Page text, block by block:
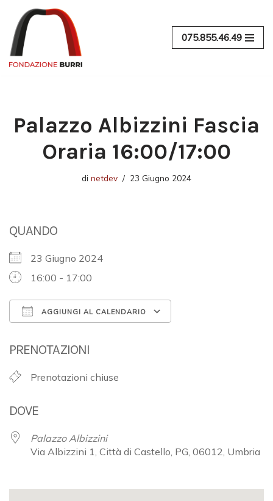
Vai
al
contenuto
075.855.46.49
Palazzo Albizzini Fascia
Oraria 16:00/17:00
di netdev 23 Giugno 2024
QUANDO
23 Giugno 2024
16:00 - 17:00
AGGIUNGI AL CALENDARIO
PRENOTAZIONI
Prenotazioni chiuse
DOVE
Palazzo Albizzini
Via Albizzini 1, Città di Castello, PG, 06012, Umbria